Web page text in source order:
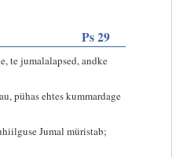
Ps 29
te jumalalapsed, andke
pühas ehtes kummardage
Jumal müristab;